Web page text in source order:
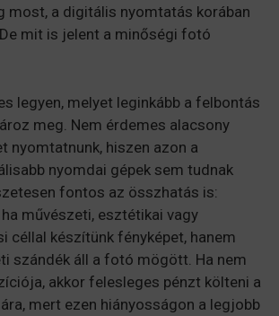
most, a digitális nyomtatás korában
mit is jelent a minőségi fotó
legyen, melyet leginkább a felbontás
meg. Nem érdemes alacsony
nyomtatnunk, hiszen azon a
nyomdai gépek sem tudnak
fontos az összhatás is:
művészeti, esztétikai vagy
céllal készítünk fényképet, hanem
szándék áll a fotó mögött. Ha nem
akkor felesleges pénzt költeni a
mert ezen hiányosságon a legjobb